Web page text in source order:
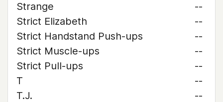
Strange
--
Strict Elizabeth
--
Strict Handstand Push-ups
--
Strict Muscle-ups
--
Strict Pull-ups
--
T
--
T.J.
--